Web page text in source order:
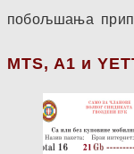
побољшања
МТS, A1 и